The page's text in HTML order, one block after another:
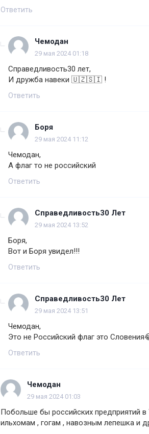
Ответить
Чемодан
29 мая 2024 01:18
Справедливость30 лет,
И дружба навеки 🇺🇿🇸🇮 !
Ответить
Боря
29 мая 2024 11:12
Чемодан,
А флаг то не российский
Ответить
Справедливость30 Лет
29 мая 2024 13:52
Боря,
Вот и Боря увидел!!!
Ответить
Справедливость30 Лет
29 мая 2024 13:51
Чемодан,
Это не Российский флаг это
Ответить
Чемодан
29 мая 2024 01:03
Побольше бы российских предприятий
ильхомам , гогам , навозным лепешка и